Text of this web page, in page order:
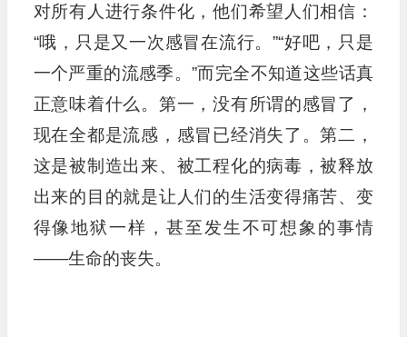
对所有人进行条件化，他们希望人们相信：
“哦，只是又一次感冒在流行。”“好吧，只是
一个严重的流感季。”而完全不知道这些话真
正意味着什么。第一，没有所谓的感冒了，
现在全都是流感，感冒已经消失了。第二，
这是被制造出来、被工程化的病毒，被释放
出来的目的就是让人们的生活变得痛苦、变
得像地狱一样，甚至发生不可想象的事情
——生命的丧失。